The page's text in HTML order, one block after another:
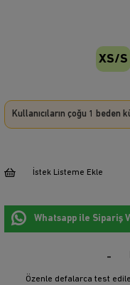
XS/S
Kullanıcıların çoğu 1 beden
İstek Listeme Ekle
Whatsapp ile Sipariş
Özenle defalarca test